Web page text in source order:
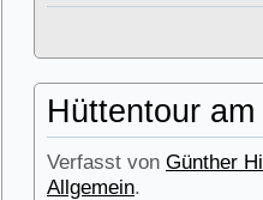
Hüttentour
Verfasst von Günther
Allgemein.